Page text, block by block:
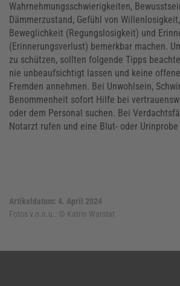
Wahrnehmungsschwierigkeiten,
Dämmerzustand, Gefühl von
Beweglichkeit (Regungslosigkeit) und
(Erinnerungsverlust) bemerkbar machen.
zu schützen, sollten folgende Tipps
nie unbeaufsichtigt lassen und keine
Fremden annehmen. Bei Unwohlsein,
Benommenheit sofort Hilfe bei
oder dem Personal suchen. Bei
Notarzt rufen und eine Blut- oder
Artikeldatum: 4. April 2024
Fotos v.o.n.u.: © Katrin Warstat